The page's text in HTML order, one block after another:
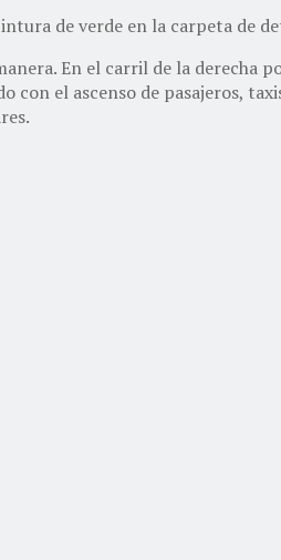
de verde en la carpeta de
En el carril de la
el ascenso de pasajeros,